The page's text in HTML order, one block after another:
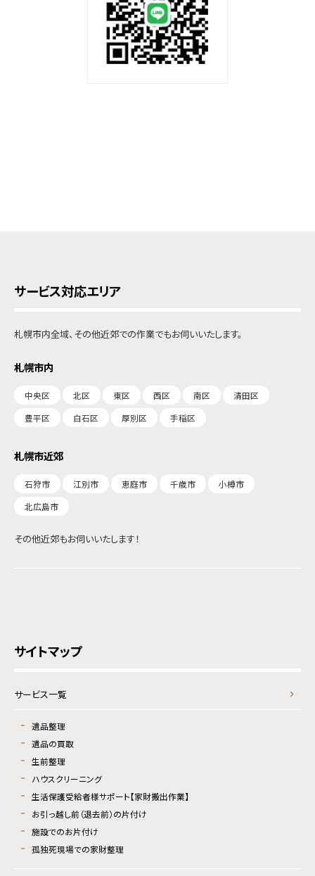
サービス対応エリア
札幌市内全域、その他近郊での作業でもお伺いいたします。
札幌市内
中央区 北区 東区 西区 南区
清田区
豊平区
白石区 厚別区 手稲区
札幌市近郊
石狩市 江別市 恵庭市 千歳市
小樽市
北広島市
その他近郊もお伺いいたします！
サイトマップ
サービス一覧
遺品整理
遺品の買取
生前整理
ハウスクリーニング
生活保護受給者様サポート【家財搬出作業】
お引っ越し前（退去前）の片付け
施設でのお片付け
孤独死現場での家財整理